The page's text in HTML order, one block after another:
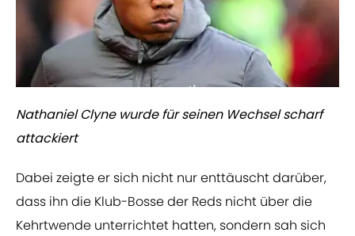
Nathaniel Clyne wurde für seinen Wechsel scharf
attackiert
Dabei zeigte er sich nicht nur enttäuscht darüber,
dass ihn die Klub-Bosse der Reds nicht über die
Kehrtwende unterrichtet hatten, sondern sah sich